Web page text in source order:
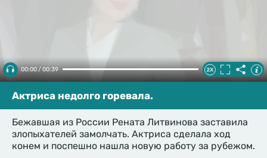
00:00 / 00:39
Актриса недолго горевала.
Бежавшая из России Рената Литвинова заставила
злопыхателей замолчать. Актриса сделала ход
конем и поспешно нашла новую работу за рубежом.